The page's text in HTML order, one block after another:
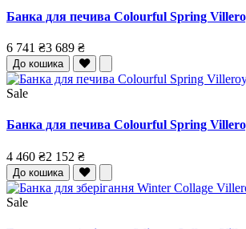
Банка для печива Colourful Spring
6 741 ₴3 689 ₴
До кошика
Sale
Банка для печива Colourful Spring
4 460 ₴2 152 ₴
До кошика
Sale